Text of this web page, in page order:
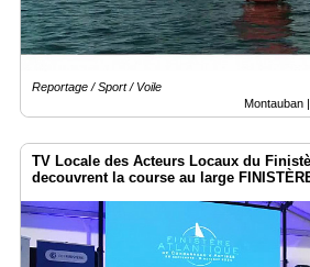
Reportage / Sport / Voile
Montauban |
TV Locale des Acteurs Locaux du
decouvrent la course au large